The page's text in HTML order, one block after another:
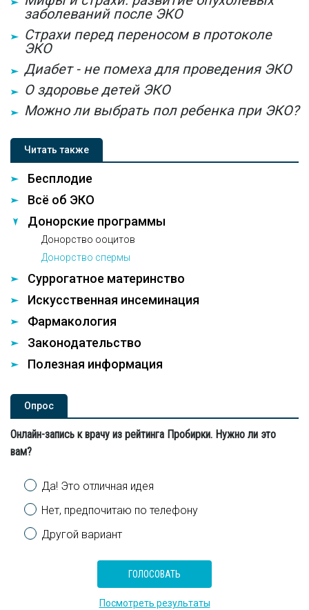
заболеваний после ЭКО
Страхи перед переносом в протоколе
ЭКО
Диабет - не помеха для проведения ЭКО
О здоровье детей ЭКО
Можно ли выбрать пол ребенка при ЭКО?
Читать также
Бесплодие
Всё об ЭКО
Донорские программы
Донорство ооцитов
Донорство спермы
Суррогатное материнство
Искусственная инсеминация
Фармакология
Законодательство
Полезная информация
Опроc
Онлайн-запись к врачу из рейтинга Пробирки. Нужно ли это
вам?
Варианты
Да! Это отличная идея
Нет, предпочитаю по телефону
Другой вариант
Посмотреть результаты